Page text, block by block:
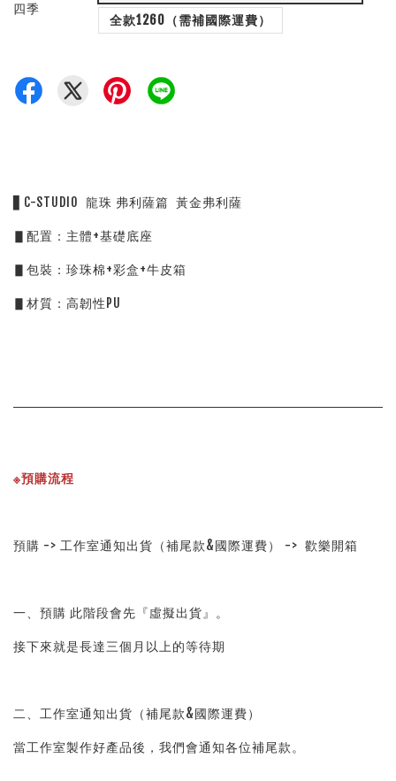
四季
全款1260（需補國際運費）
▋C-STUDIO  龍珠 弗利薩篇  黃金弗利薩
▋配置：主體+基礎底座
▋包裝：珍珠棉+彩盒+牛皮箱
▋材質：高韌性PU
※預購流程
預購 -> 工作室通知出貨（補尾款&國際運費） ->  歡樂開箱
一、預購 此階段會先『虛擬出貨』。
接下來就是長達三個月以上的等待期
二、工作室通知出貨（補尾款&國際運費）
當工作室製作好產品後，我們會通知各位補尾款。